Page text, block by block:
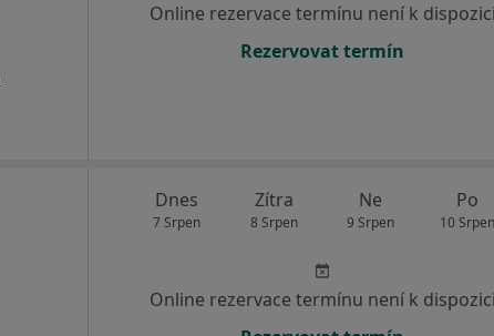
Online rezervace termínu není k dispozici
Rezervovat termín
Dnes
7 Srpen
Zítra
8 Srpen
Ne
9 Srpen
Po
10 Srpen
Online rezervace termínu není k dispozici